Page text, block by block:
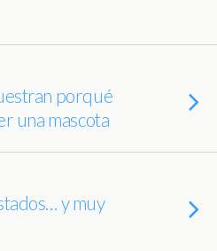
porqué
una mascota
y muy